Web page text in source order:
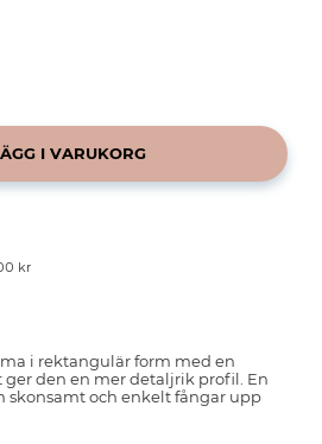
I VARUKORG
kr
i rektangulär form med en
den en mer detaljrik profil. En
skonsamt och enkelt fångar upp